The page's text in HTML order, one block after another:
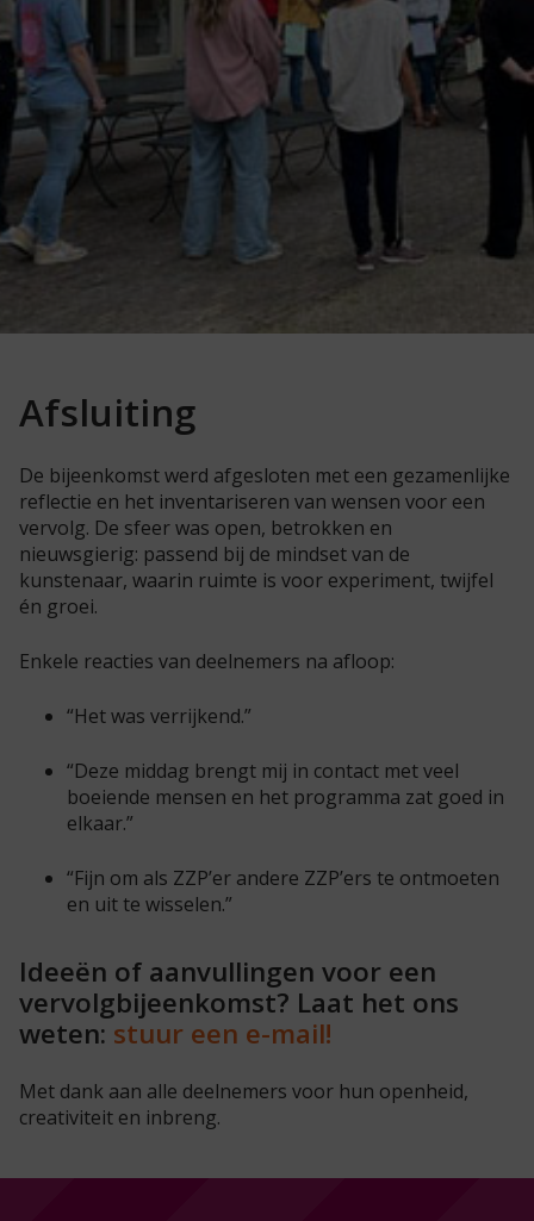
Afsluiting
De bijeenkomst werd afgesloten met een gezamenlijke
reflectie en het inventariseren van wensen voor een
vervolg. De sfeer was open, betrokken en
nieuwsgierig: passend bij de mindset van de
kunstenaar, waarin ruimte is voor experiment, twijfel
én groei.
Enkele reacties van deelnemers na afloop:
“Het was verrijkend.”
“Deze middag brengt mij in contact met veel
boeiende mensen en het programma zat goed in
elkaar.”
“Fijn om als ZZP’er andere ZZP’ers te ontmoeten
en uit te wisselen.”
Ideeën of aanvullingen voor een
vervolgbijeenkomst? Laat het ons
weten: stuur een e-mail!
Met dank aan alle deelnemers voor hun openheid,
creativiteit en inbreng.